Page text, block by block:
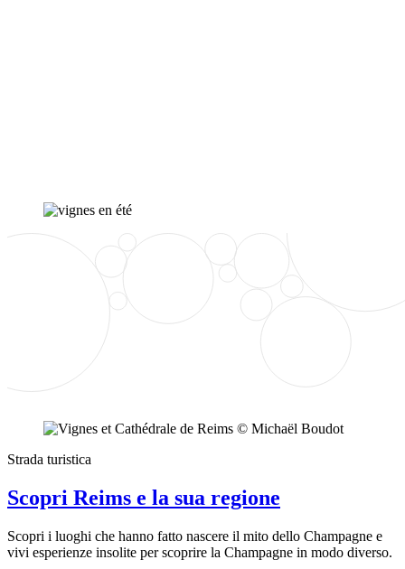
Strada turistica
Scopri Reims e la sua regione
Scopri i luoghi che hanno fatto nascere il mito dello Champagne e
vivi esperienze insolite per scoprire la Champagne in modo diverso.